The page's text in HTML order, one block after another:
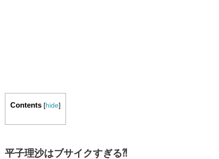
Contents [hide]
平子理沙はブサイクすぎる⁈